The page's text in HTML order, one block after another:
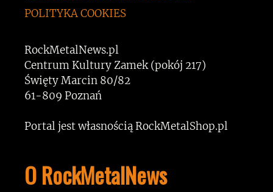
POLITYKA COOKIES
RockMetalNews.pl
Centrum Kultury Zamek (pokój 217)
Święty Marcin 80/82
61-809 Poznań
Portal jest własnością RockMetalShop.pl
O RockMetalNews